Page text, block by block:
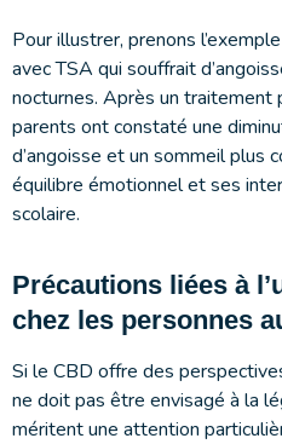
Pour illustrer, prenons
avec TSA qui souffrait
nocturnes. Après un traitement
parents ont constaté une
d’angoisse et un sommeil plus
équilibre émotionnel et ses
scolaire.
Précautions liées à
chez les personnes
Si le CBD offre des
ne doit pas être envisagé à la
méritent une attention